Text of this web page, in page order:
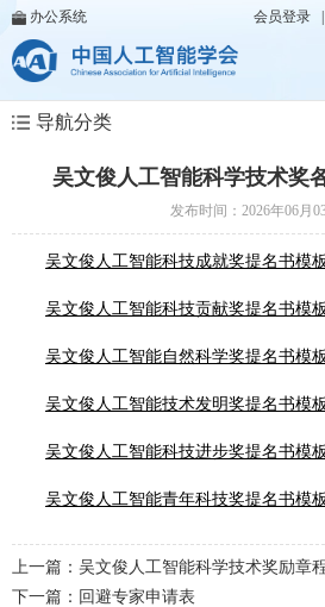
办公系统 会员登录
导航分类
吴文俊人工智能科学技术奖
发布时间：2026年06
吴文俊人工智能科技成就奖提名书模
吴文俊人工智能科技贡献奖提名书模
吴文俊人工智能自然科学奖提名书模
吴文俊人工智能技术发明奖提名书模
吴文俊人工智能科技进步奖提名书模
吴文俊人工智能青年科技奖提名书模
上一篇：吴文俊人工智能科学技术奖励章
下一篇：回避专家申请表